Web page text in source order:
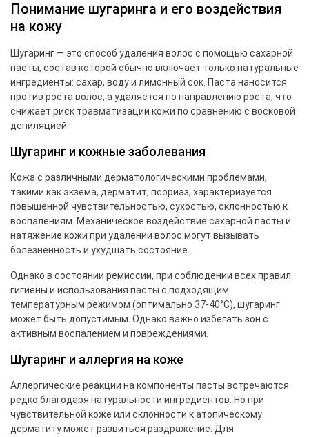
Понимание шугаринга и его воздействия
на кожу
Шугаринг — это способ удаления волос с помощью сахарной
пасты, состав которой обычно включает только натуральные
ингредиенты: сахар, воду и лимонный сок. Паста наносится
против роста волос, а удаляется по направлению роста, что
снижает риск травматизации кожи по сравнению с восковой
депиляцией.
Шугаринг и кожные заболевания
Кожа с различными дерматологическими проблемами,
такими как экзема, дерматит, псориаз, характеризуется
повышенной чувствительностью, сухостью, склонностью к
воспалениям. Механическое воздействие сахарной пасты и
натяжение кожи при удалении волос могут вызывать
болезненность и ухудшать состояние.
Однако в состоянии ремиссии, при соблюдении всех правил
гигиены и использования пасты с подходящим
температурным режимом (оптимально 37-40°С), шугаринг
может быть допустимым. Однако важно избегать зон с
активным воспалением и повреждениями.
Шугаринг и аллергия на коже
Аллергические реакции на компоненты пасты встречаются
редко благодаря натуральности ингредиентов. Но при
чувствительной коже или склонности к атопическому
дерматиту может развиться раздражение. Для